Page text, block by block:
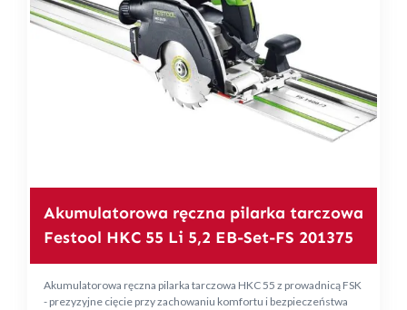
Akumulatorowa ręczna pilarka tarczowa
Festool HKC 55 Li 5,2 EB-Set-FS 201375
Akumulatorowa ręczna pilarka tarczowa HKC 55 z prowadnicą FSK
- prezyzyjne cięcie przy zachowaniu komfortu i bezpieczeństwa